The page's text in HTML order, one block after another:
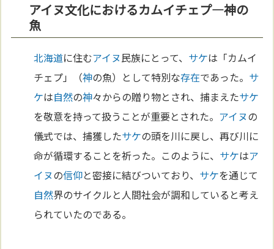
アイヌ文化におけるカムイチェプ—神の
魚
北海道に住むアイヌ民族にとって、 サケは「カムイ
チェプ」（神の魚）として特別な存在であった。 サ
ケは自然の神々からの贈り物とされ、捕まえたサケ
を敬意を持って扱うことが重要とされた。 アイヌの
儀式では、捕獲したサケの頭を川に戻し、再び川に
命が循環することを祈った。このように、 サケはア
イヌの信仰と密接に結びついており、 サケを通じて
自然界のサイクルと人間社会が調和していると考え
られていたのである。